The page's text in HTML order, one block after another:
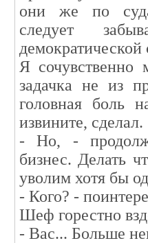
они же по
следует
демократической
Я
задачка не из
головная боль
извините, сделал.
- Но, -
бизнес. Делать
уволим хотя бы
- Кого? -
Шеф горестно
- Вас... Больше